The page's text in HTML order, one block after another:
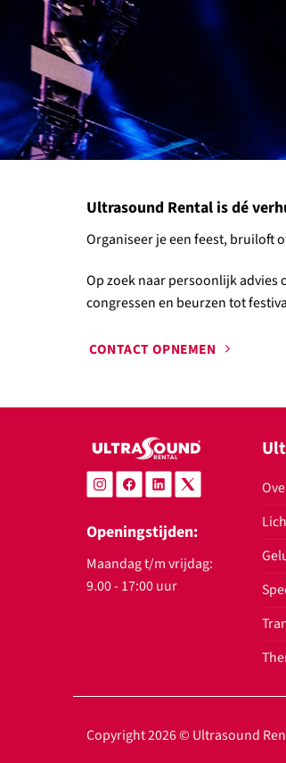
Ultrasound Rental is dé
Organiseer je een feest, bruiloft
Op zoek naar persoonlijk advies
congressen en beurzen tot
CONTACT OPNEMEN
Openingstijden:
Maandag t/m vrijdag:
9.00 - 17:00 uur
Copyright 2026 © Ultrasound